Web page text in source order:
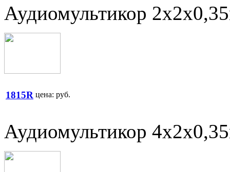
Аудиомультикор
1815R цена: руб.
Аудиомультикор